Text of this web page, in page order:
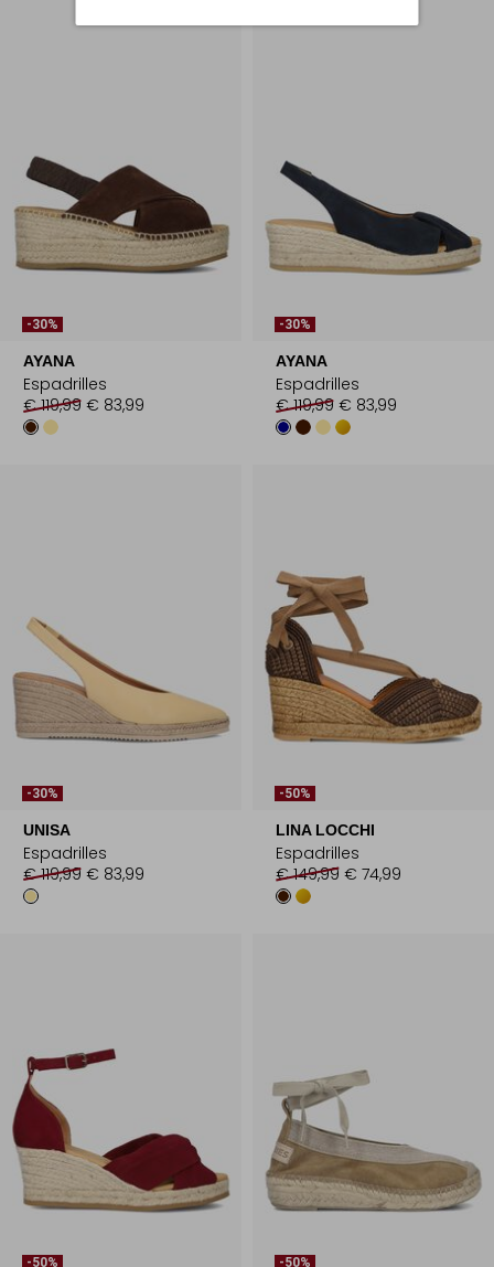
-30%
AYANA
Espadrilles
€ 119,99 € 83,99
-30%
AYANA
Espadrilles
€ 119,99 € 83,99
-30%
UNISA
Espadrilles
€ 119,99 € 83,99
-50%
LINA LOCCHI
Espadrilles
€ 149,99 € 74,99
-50% -50%